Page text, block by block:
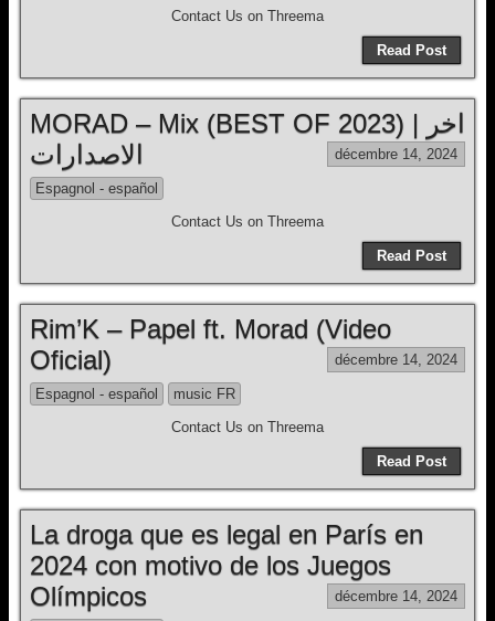
Contact Us on Threema
Read Post
MORAD – Mix (BEST OF 2023) | اخر
الاصدارات
décembre 14, 2024
Espagnol - español
Contact Us on Threema
Read Post
Rim’K – Papel ft. Morad (Video
Oficial)
décembre 14, 2024
Espagnol - español
music FR
Contact Us on Threema
Read Post
La droga que es legal en París en
2024 con motivo de los Juegos
Olímpicos
décembre 14, 2024